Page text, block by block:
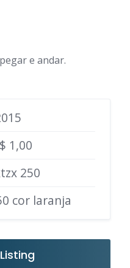
e andar.
1,00
250
cor laranja